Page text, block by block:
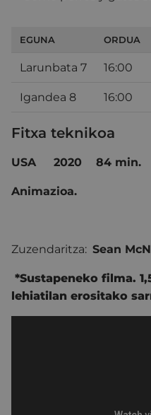
EGUNA ORDUA
Larunbata 7 16:00
Igandea 8 16:00
Fitxa teknikoa
USA 2020 84 min.
Animazioa.
Zuzendaritza: Sean
*Sustapeneko filma.
lehiatilan erositako